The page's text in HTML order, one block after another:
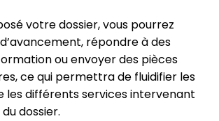
votre dossier, vous pourrez
répondre à des
ou envoyer des pièces
ce qui permettra de fluidifier les
les différents services intervenant
dossier.